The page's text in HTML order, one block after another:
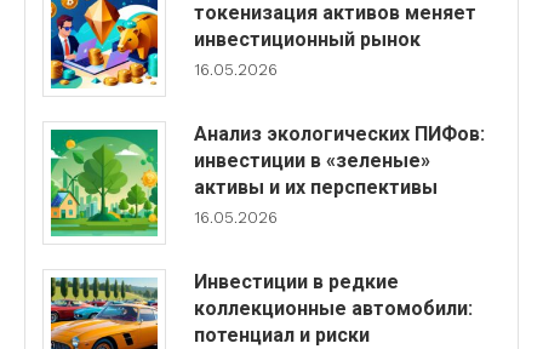
токенизация активов меняет
инвестиционный рынок
16.05.2026
Анализ экологических ПИФов:
инвестиции в «зеленые»
активы и их перспективы
16.05.2026
Инвестиции в редкие
коллекционные автомобили:
потенциал и риски